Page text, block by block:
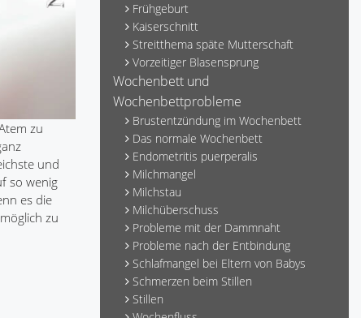
zu
und
so wenig
es die
zu
Frühgeburt
Kaiserschnitt
Streitthema späte Mutterschaft
Vorzeitiger Blasensprung
Wochenbett und
Wochenbettprobleme
Brustentzündung im Wochenbett
Das normale Wochenbett
Endometritis puerperalis
Milchmangel
Milchstau
Milchüberschuss
Probleme mit der Dammnaht
Probleme nach der Entbindung
Schlafmangel bei Eltern von Babys
Schmerzen beim Stillen
Stillen